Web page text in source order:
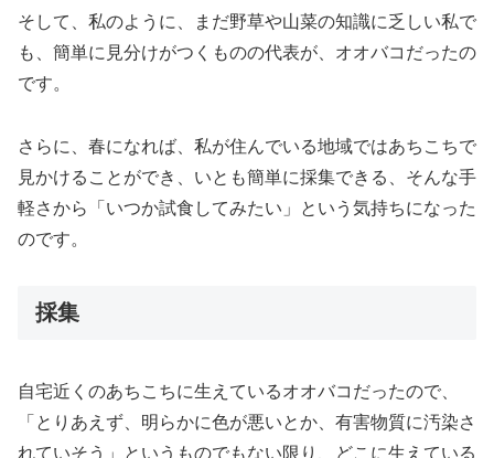
そして、私のように、まだ野草や山菜の知識に乏しい私で
も、簡単に見分けがつくものの代表が、オオバコだったの
です。
さらに、春になれば、私が住んでいる地域ではあちこちで
見かけることができ、いとも簡単に採集できる、そんな手
軽さから「いつか試食してみたい」という気持ちになった
のです。
採集
自宅近くのあちこちに生えているオオバコだったので、
「とりあえず、明らかに色が悪いとか、有害物質に汚染さ
れていそう」というものでもない限り、どこに生えている